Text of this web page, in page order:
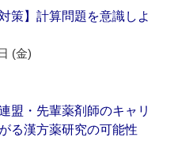
策】計算問題を意識しよ
(金)
盟・先輩薬剤師のキャリ
る漢方薬研究の可能性